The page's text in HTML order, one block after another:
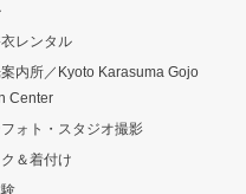
レンタル
内所／Kyoto Karasuma Gojo
Center
ォト・スタジオ撮影
＆着付け